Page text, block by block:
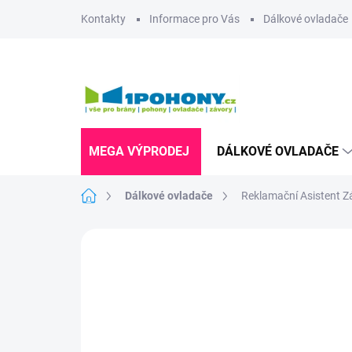
Kontakty Informace pro Vás Dálkové ovladače
MEGA VÝPRODEJ DÁLKOVÉ OVLADAČE
Domů Dálkové ovladače Reklamační Asistent